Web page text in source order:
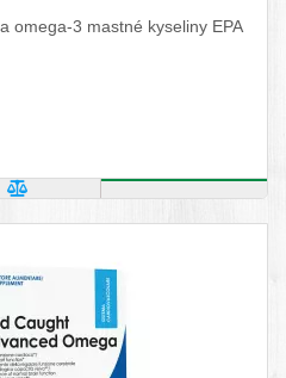
omega-3 mastné kyseliny EPA
POROVNAŤ PRODUKTZISTITE